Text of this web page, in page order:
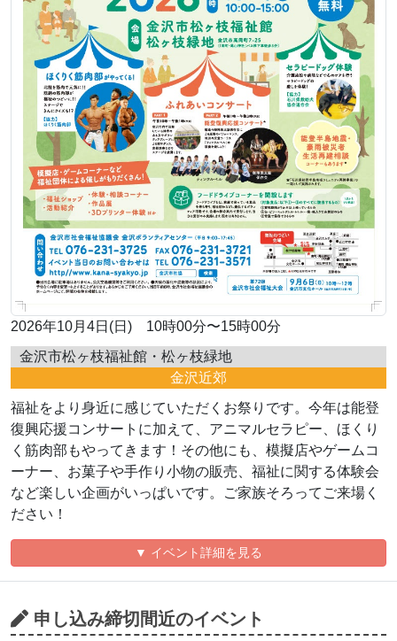
2026年10月4日(日) 10時00分〜15時00分
金沢市松ヶ枝福祉館・松ヶ枝緑地
金沢近郊
福祉をより身近に感じていただくお祭りです。今年は能登
復興応援コンサートに加えて、アニマルセラピー、ほくり
く筋肉部もやってきます！その他にも、模擬店やゲームコ
ーナー、お菓子や手作り小物の販売、福祉に関する体験会
など楽しい企画がいっぱいです。ご家族そろってご来場く
ださい！
▼ イベント詳細を見る
申し込み締切間近のイベント